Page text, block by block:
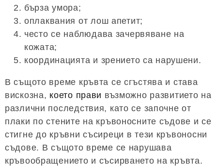
бърза умора;
оплаквания от лош апетит;
често се наблюдава зачервяване на
кожата;
координацията и зрението са нарушени.
В същото време кръвта се сгъстява и става
вискозна, което прави възможно развитието на
различни последствия, като се започне от
плаки по стените на кръвоносните съдове и се
стигне до кръвни съсиреци в тези кръвоносни
съдове. В същото време се нарушава
кръвообращението и съсирването на кръвта.